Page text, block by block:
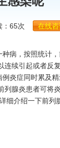
：65次 在线
病，按照统计，
连续引起或者反
炎症同时累及
腺炎患者可将
细介绍一下前列